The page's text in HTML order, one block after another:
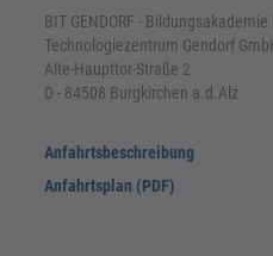
BIT GENDORF -
Technologiezentrum Gendorf
Alte-Haupttor-Straße 2
D - 84508 Burgkirchen a.d.Alz
Anfahrtsbeschreibung
Anfahrtsplan (PDF)